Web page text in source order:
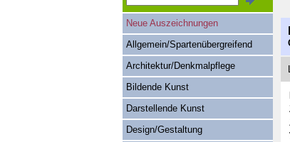
Neue Auszeichnungen
Allgemein/Spartenübergreifend
Architektur/Denkmalpflege
Bildende Kunst
Darstellende Kunst
Design/Gestaltung